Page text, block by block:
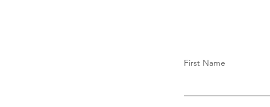
First Name